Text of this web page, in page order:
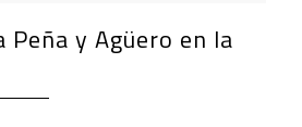
Peña y Agüero en la